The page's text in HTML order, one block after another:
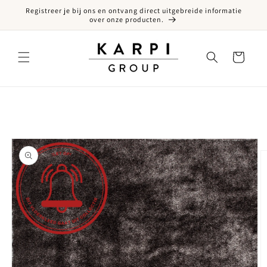
naar de content
Registreer je bij ons en ontvang direct uitgebreide informatie
over onze producten.
Winkelwagen
naar productinformatie